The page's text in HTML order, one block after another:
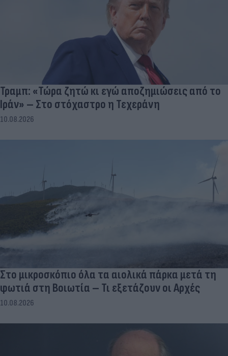
Τραμπ: «Τώρα ζητώ κι εγώ αποζημιώσεις από το
Ιράν» – Στο στόχαστρο η Τεχεράνη
10.08.2026
Στο μικροσκόπιο όλα τα αιολικά πάρκα μετά τη
φωτιά στη Βοιωτία – Τι εξετάζουν οι Αρχές
10.08.2026